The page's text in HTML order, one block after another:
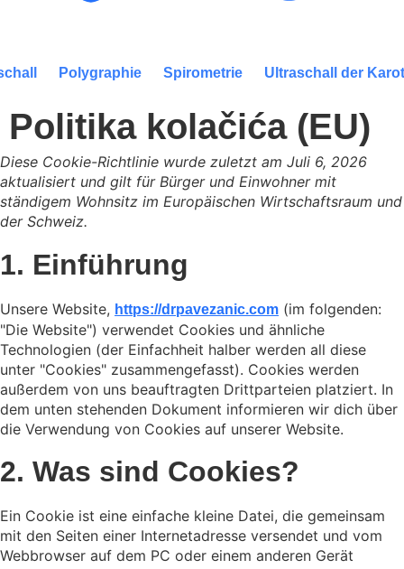
Polygraphie Spirometrie Ultraschall der
Politika kolačića (EU)
Diese Cookie-Richtlinie wurde zuletzt am Juli 6, 2026
aktualisiert und gilt für Bürger und Einwohner mit
ständigem Wohnsitz im Europäischen Wirtschaftsraum und
der Schweiz.
1. Einführung
Unsere Website, https://drpavezanic.com (im folgenden:
"Die Website") verwendet Cookies und ähnliche
Technologien (der Einfachheit halber werden all diese
unter "Cookies" zusammengefasst). Cookies werden
außerdem von uns beauftragten Drittparteien platziert. In
dem unten stehenden Dokument informieren wir dich über
die Verwendung von Cookies auf unserer Website.
2. Was sind Cookies?
Ein Cookie ist eine einfache kleine Datei, die gemeinsam
mit den Seiten einer Internetadresse versendet und vom
Webbrowser auf dem PC oder einem anderen Gerät